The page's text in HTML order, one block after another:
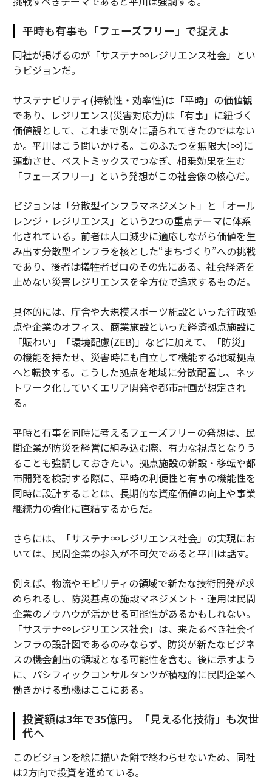
平時も有事も「フェーズフリー」で捉えよ
同社が掲げるのが「サステナ∞レジリエンス社会」とい
うビジョンだ。
サステナビリティ(持続性・効率性)は「平時」の価値観
であり、レジリエンス(災害対応力)は「有事」に紐づく
価値観として、これまで別々に語られてきたのではない
か。平川はこう問いかける。このふたつを無限大(∞)に
連動させ、ベストミックスでつなぎ、相乗効果を生む
「フェーズフリー」という発想がこの社会像の核心だ。
ビジョンは「分散型インフラマネジメント」と「オール
レンジ・レジリエンス」という2つの重点テーマに体系
化されている。前者は人口減少に適応しながら価値を生
み出す分散型インフラを核とした“まちづくり”への挑戦
であり、後者は犠牲者ゼロのその先にある、社会経済を
止めない災害レジリエンスを全方位で追求するものだ。
具体的には、庁舎や大規模スポーツ施設といった行政拠
点や企業のオフィス、商業施設といった経済拠点施設に
「賑わい」「環境配慮(ZEB)」などに加えて、「防災」
の機能を持たせ、災害時にも自立して機能する地域拠点
へと転換する。こうした拠点を地域に分散配置し、ネッ
トワーク化していくエリア開発や都市計画が想定され
る。
平時と有事を同時に考えるフェーズフリーの発想は、民
間企業が防災を経営に組み込む際、有力な視点となりう
ることも強調しておきたい。拠点施設の新設・移転や都
市開発を検討する際に、平時の利便性と有事の機能性を
同時に設計することは、長期的な資産価値の向上や事業
継続力の強化に直結するからだ。
さらには、「サステナ∞レジリエンス社会」の実現にお
いては、民間企業の参入が不可欠であると平川は話す。
例えば、物流やモビリティの領域で新たな技術開発が求
められるし、防災基点の施設マネジメント・運用は民間
企業のノウハウが活かせる可能性があるかもしれない。
「サステナ∞レジリエンス社会」は、来たるべき社会イ
ンフラの設計図であるのみならず、防災が新たなビジネ
スの機会創出の領域となる可能性を含む。後に示すよう
に、パシフィックコンサルタンツが積極的に民間企業へ
働きかける動機はここにある。
投資額は3年で35億円。「見える化技術」も次世
代へ
このビジョンを絵に描いた餅で終わらせないため、同社
は2方向で投資を進めている。